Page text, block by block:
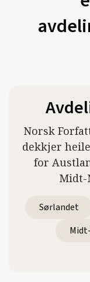
Norsk
dekkjer
for
Midt-
Sørlandet